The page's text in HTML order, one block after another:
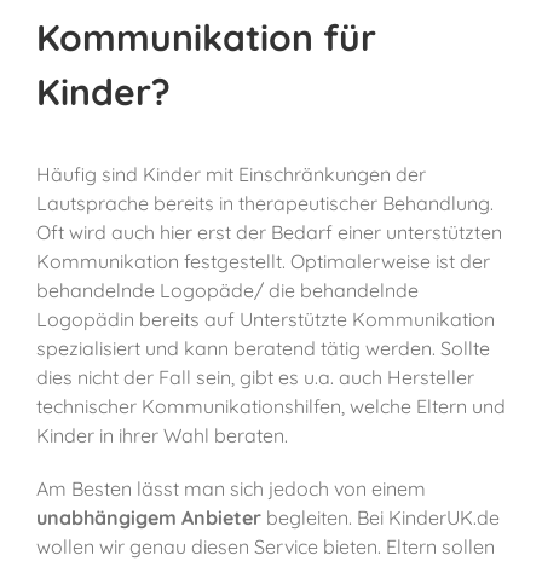
Kommunikation für
Kinder?
Häufig sind Kinder mit Einschränkungen der
Lautsprache bereits in therapeutischer Behandlung.
Oft wird auch hier erst der Bedarf einer unterstützten
Kommunikation festgestellt. Optimalerweise ist der
behandelnde Logopäde/ die behandelnde
Logopädin bereits auf Unterstützte Kommunikation
spezialisiert und kann beratend tätig werden. Sollte
dies nicht der Fall sein, gibt es u.a. auch Hersteller
technischer Kommunikationshilfen, welche Eltern und
Kinder in ihrer Wahl beraten.
Am Besten lässt man sich jedoch von einem
unabhängigem Anbieter begleiten. Bei KinderUK.de
wollen wir genau diesen Service bieten. Eltern sollen